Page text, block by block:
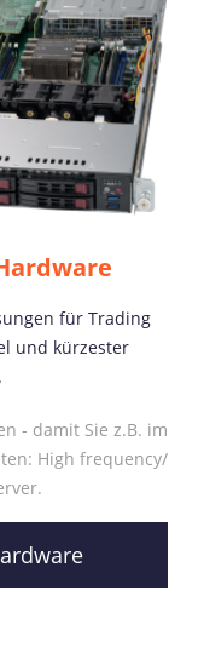
für Trading
und kürzester
- damit Sie z.B. im
High frequency/